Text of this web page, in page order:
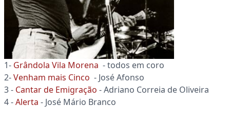
1- Grândola Vila Morena - todos em coro
2-Venham mais Cinco - José Afonso
3 - Cantar de Emigração - Adriano Correia de Oliveira
4 -Alerta - José Mário Branco